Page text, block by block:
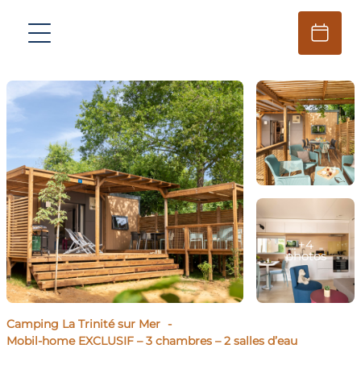
+4
photos
Camping La Trinité sur Mer
Mobil-home EXCLUSIF – 3 chambres – 2 salles d’eau